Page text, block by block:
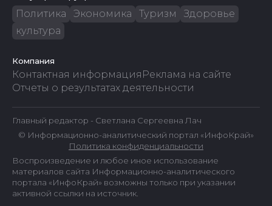
Политика Экономика Туризм
Здоровье
культура
Компания
Контактная информация Реклама на сайте
Отчеты о результатах деятельности
Главный редактор - Светлана Сергеевна Лач
© Информационно-аналитический портал «ИнфоКрай»
Политика конфиденциальности
Воспроизведение и любое иное использование
материалов сайта Информационно-аналитического
портала «ИнфоКрай» возможны только при указании
активной ссылки на источник.